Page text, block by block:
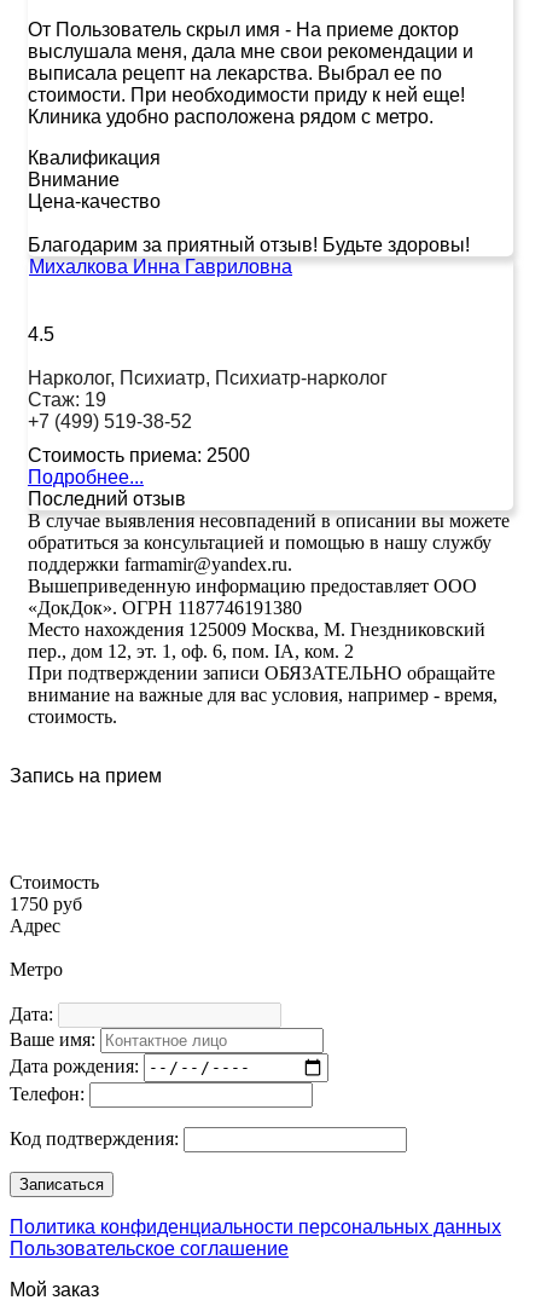
От Пользователь скрыл имя - На приеме доктор
выслушала меня, дала мне свои рекомендации и
выписала рецепт на лекарства. Выбрал ее по
стоимости. При необходимости приду к ней еще!
Клиника удобно расположена рядом с метро.
Квалификация
Внимание
Цена-качество
Благодарим за приятный отзыв! Будьте здоровы!
Михалкова Инна Гавриловна
4.5
Нарколог, Психиатр, Психиатр-нарколог
Стаж: 19
+7 (499) 519-38-52
Стоимость приема: 2500
Подробнее...
Последний отзыв
В случае выявления несовпадений в описании вы можете
обратиться за консультацией и помощью в нашу службу
поддержки farmamir@yandex.ru.
Вышеприведенную информацию предоставляет ООО
«ДокДок». ОГРН 1187746191380
Место нахождения 125009 Москва, М. Гнездниковский
пер., дом 12, эт. 1, оф. 6, пом. IA, ком. 2
При подтверждении записи ОБЯЗАТЕЛЬНО обращайте
внимание на важные для вас условия, например - время,
стоимость.
Запись на прием
Стоимость
1750 руб
Адрес
Метро
Дата:
Ваше имя:
Дата рождения:
Телефон:
Код подтверждения:
Политика конфиденциальности персональных данных
Пользовательское соглашение
Мой заказ